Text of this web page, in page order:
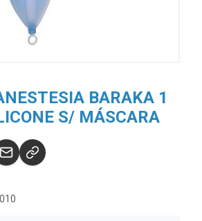
BARAKA 1
S/ MÁSCARA